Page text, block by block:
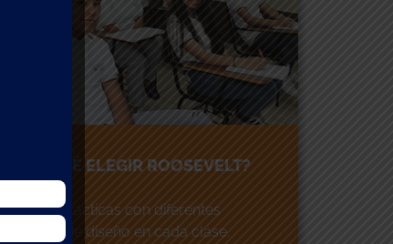
¿POR QUÉ ELEGIR ROOSEVELT?
Tendrás prácticas con diferentes
software de diseño en cada clase.